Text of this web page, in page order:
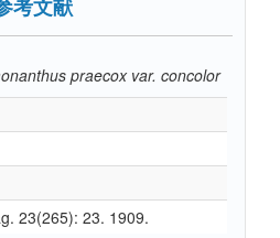
考文献
praecox var. concolor
23(265): 23. 1909.